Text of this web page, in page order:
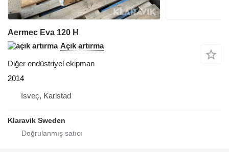
Aermec Eva 120 H
Açık artırma
Diğer endüstriyel ekipman
2014
İsveç, Karlstad
Klaravik Sweden